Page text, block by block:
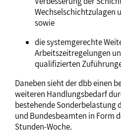
Wechselschichtzulagen
sowie
die systemgerechte
Arbeitszeitregelungen
qualifizierten
Daneben sieht der dbb einen
weiteren Handlungsbedarf
bestehende Sonderbelastung
und Bundesbeamten in Form
Stunden-Woche.